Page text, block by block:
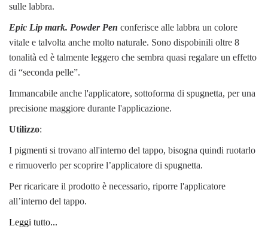
sulle labbra.
Epic Lip mark. Powder Pen conferisce alle labbra un colore
vitale e talvolta anche molto naturale. Sono dispobinili oltre 8
tonalità ed è talmente leggero che sembra quasi regalare un effetto
di “seconda pelle”.
Immancabile anche l'applicatore, sottoforma di spugnetta, per una
precisione maggiore durante l'applicazione.
Utilizzo:
I pigmenti si trovano all'interno del tappo, bisogna quindi ruotarlo
e rimuoverlo per scoprire l’applicatore di spugnetta.
Per ricaricare il prodotto è necessario, riporre l'applicatore
all’interno del tappo.
Leggi tutto...